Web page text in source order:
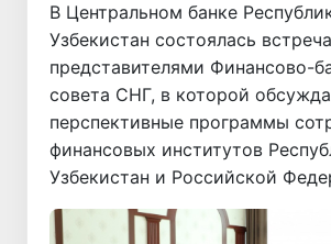
В Центральном банке
Узбекистан состоялась
представителями Финансово-
совета СНГ, в которой
перспективные программы
финансовых институтов
Узбекистан и Российской